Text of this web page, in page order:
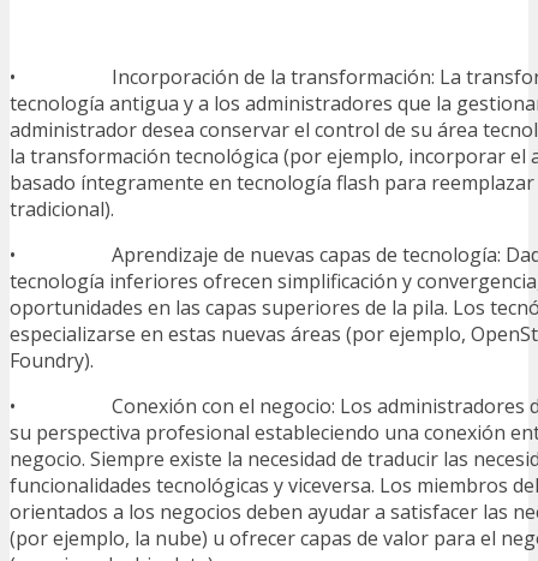
• Incorporación de la transformación: La
tecnología antigua y a los administradores que la
administrador desea conservar el control de su área
la transformación tecnológica (por ejemplo, incorporar el
basado íntegramente en tecnología flash para
tradicional).
• Aprendizaje de nuevas capas de tecnología: Dado
tecnología inferiores ofrecen simplificación y
oportunidades en las capas superiores de la pila. Los
especializarse en estas nuevas áreas (por ejemplo,
Foundry).
• Conexión con el negocio: Los administradores
su perspectiva profesional estableciendo una conexión
negocio. Siempre existe la necesidad de traducir las
funcionalidades tecnológicas y viceversa. Los miembros
orientados a los negocios deben ayudar a satisfacer las
(por ejemplo, la nube) u ofrecer capas de valor para el